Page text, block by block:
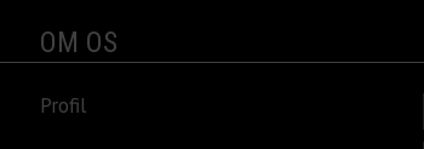
OM OS
Profil